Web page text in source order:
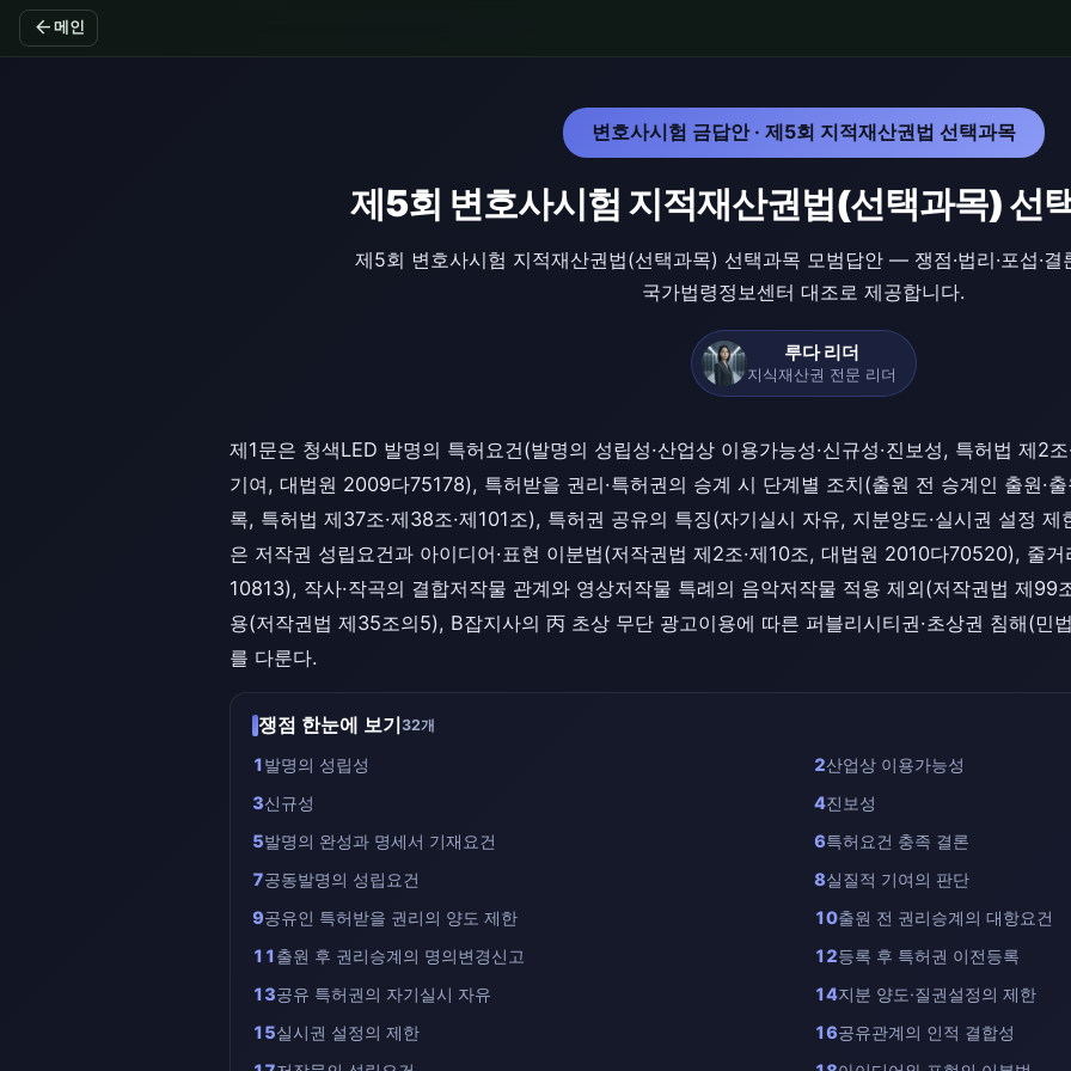
arrow_back 메인
변호사시험 금답안 · 제5회 지적재산권법 선택과목
제5회 변호사시험 지적재산권법(선택과목) 선
제5회 변호사시험 지적재산권법(선택과목) 선택과목 모범답안 — 쟁점·법리·포섭·결
국가법령정보센터 대조로 제공합니다.
루다 리더
지식재산권 전문 리더
제1문은 청색LED 발명의 특허요건(발명의 성립성·산업상 이용가능성·신규성·진보성, 특허법 제2
기여, 대법원 2009다75178), 특허받을 권리·특허권의 승계 시 단계별 조치(출원 전 승계인 출원·
록, 특허법 제37조·제38조·제101조), 특허권 공유의 특징(자기실시 자유, 지분양도·실시권 설정
은 저작권 성립요건과 아이디어·표현 이분법(저작권법 제2조·제10조, 대법원 2010다70520), 줄
10813), 작사·작곡의 결합저작물 관계와 영상저작물 특례의 음악저작물 적용 제외(저작권법 제99
용(저작권법 제35조의5), B잡지사의 丙 초상 무단 광고이용에 따른 퍼블리시티권·초상권 침해(
를 다룬다.
쟁점 한눈에 보기32개
1발명의 성립성 2산업상 이용가능성
3신규성 4진보성
5발명의 완성과 명세서 기재요건 6특허요건 충족 결론
7공동발명의 성립요건 8실질적 기여의 판단
9공유인 특허받을 권리의 양도 제한 10출원 전 권리승계의 대항요건
11출원 후 권리승계의 명의변경신고 12등록 후 특허권 이전등록
13공유 특허권의 자기실시 자유 14지분 양도·질권설정의 제한
15실시권 설정의 제한 16공유관계의 인적 결합성